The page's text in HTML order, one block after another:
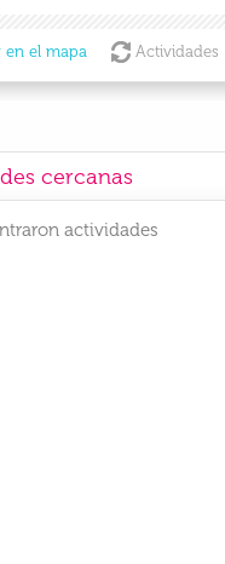
en el mapa Actividades
cercanas
actividades